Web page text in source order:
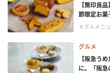
【無印良
節限定お菓
＃グルメニ
グルメ
【阪急う
に。「阪急